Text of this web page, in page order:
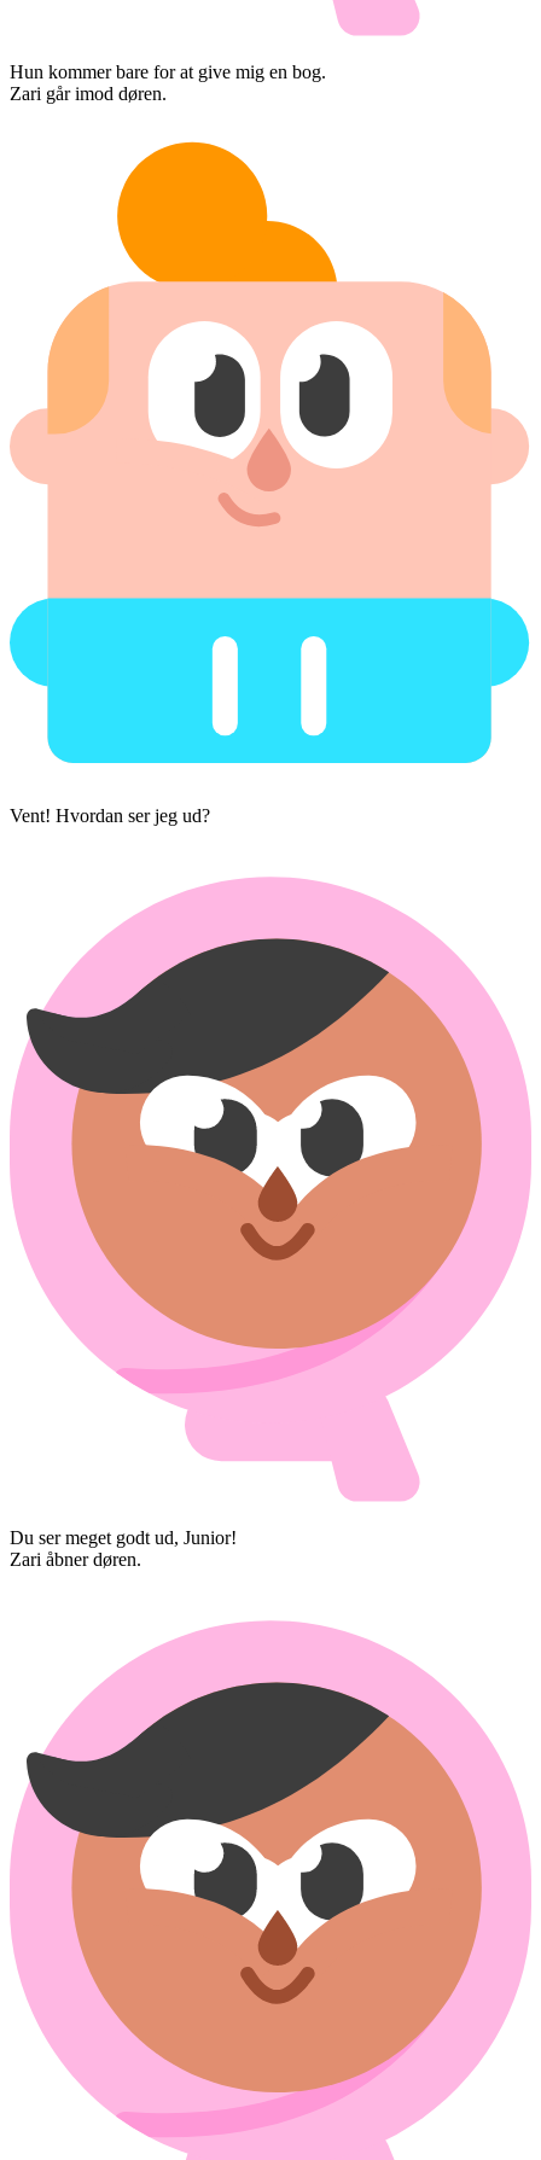
Hun kommer bare for at give mig en bog.
Zari går imod døren.
Vent! Hvordan ser jeg ud?
Du ser meget godt ud, Junior!
Zari åbner døren.